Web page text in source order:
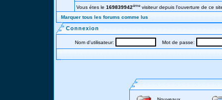
Vous étes le 169839942éme visiteur depuis l'ouverture de ce
Marquer tous les forums comme lus
Connexion
Nom d'utilisateur: Mot de passe: